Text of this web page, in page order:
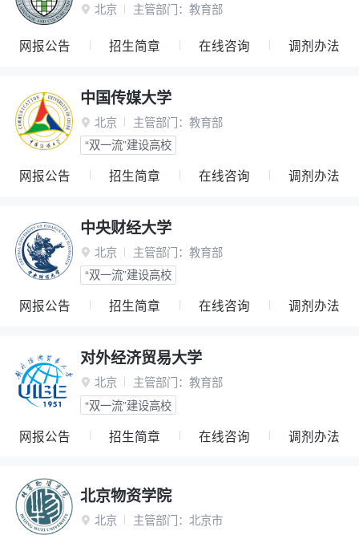
 北京 主管部门： 教育部
网报公告 招生简章 在线咨询 调剂办法
中国传媒大学
 北京 主管部门： 教育部
“双一流”建设高校
网报公告 招生简章 在线咨询 调剂办法
中央财经大学
 北京 主管部门： 教育部
“双一流”建设高校
网报公告 招生简章 在线咨询 调剂办法
对外经济贸易大学
 北京 主管部门： 教育部
“双一流”建设高校
网报公告 招生简章 在线咨询 调剂办法
北京物资学院
 北京 主管部门： 北京市